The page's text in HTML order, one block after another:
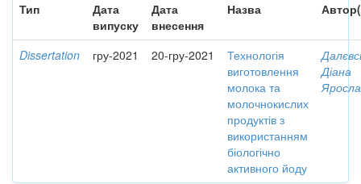
Тип
Дата
випуску
Дата
внесення
Назва
Dissertation гру-2021 20-гру-2021
Технологія
виготовлення
молока та
молочнокислих
продуктів з
використанням
біологічно
активного йоду
Діана